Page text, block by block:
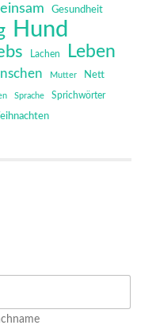
Gesundheit
Hund
Lachen Leben
Mutter Nett
Sprache Sprichwörter